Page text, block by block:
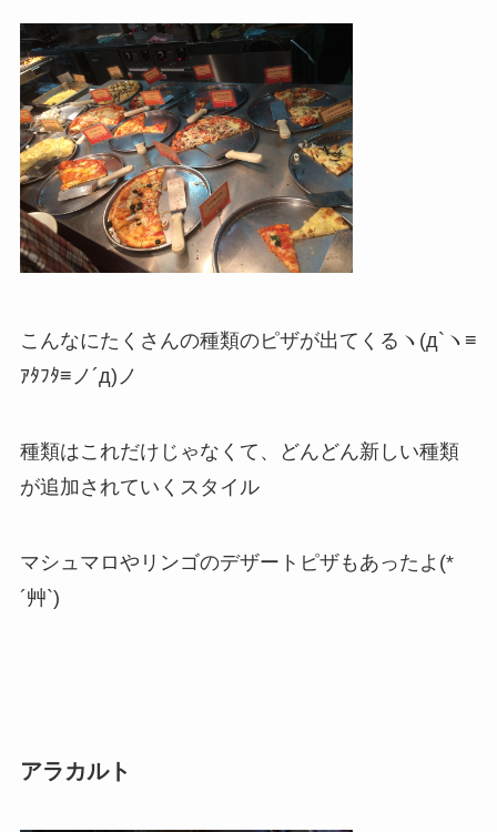
こんなにたくさんの種類のピザが出てくるヽ(д`ヽ≡
ｱﾀﾌﾀ≡ノ´д)ノ
種類はこれだけじゃなくて、どんどん新しい種類
が追加されていくスタイル
マシュマロやリンゴのデザートピザもあったよ(*
´艸`)
アラカルト